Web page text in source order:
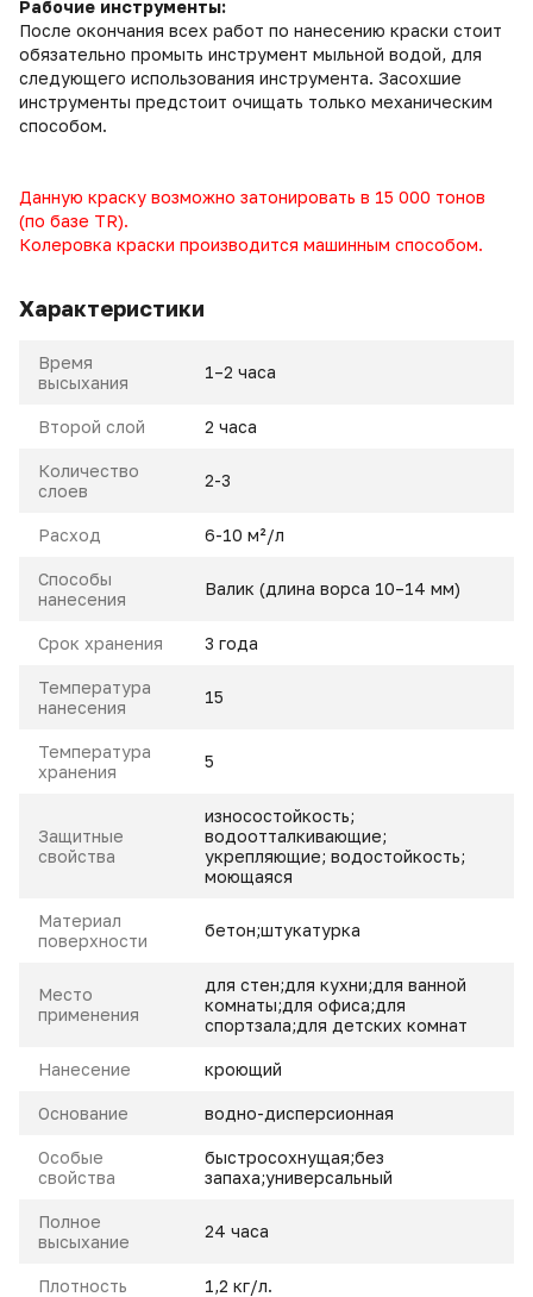
Рабочие инструменты:
После окончания всех работ по нанесению краски стоит
обязательно промыть инструмент мыльной водой, для
следующего использования инструмента. Засохшие
инструменты предстоит очищать только механическим
способом.
Данную краску возможно затонировать в 15 000 тонов
(по базе TR).
Колеровка краски производится машинным способом.
Характеристики
Время
высыхания
1–2 часа
Второй слой 2 часа
Количество
слоев
2-3
Расход 6-10 м²/л
Способы
нанесения
Валик (длина ворса 10–14 мм)
Срок хранения 3 года
Температура
нанесения
15
Температура
хранения
5
Защитные
свойства
износостойкость;
водоотталкивающие;
укрепляющие; водостойкость;
моющаяся
Материал
поверхности
бетон;штукатурка
Место
применения
для стен;для кухни;для ванной
комнаты;для офиса;для
спортзала;для детских комнат
Нанесение кроющий
Основание водно-дисперсионная
Особые
свойства
быстросохнущая;без
запаха;универсальный
Полное
высыхание
24 часа
Плотность 1,2 кг/л.